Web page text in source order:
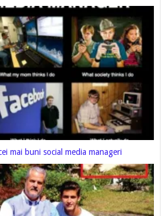
mai buni social media manageri